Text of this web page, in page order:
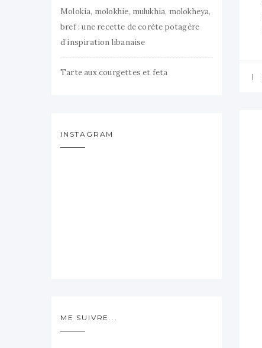
Molokia, molokhie, mulukhia, molokheya,
bref : une recette de corète potagère
d’inspiration libanaise
Tarte aux courgettes et feta
INSTAGRAM
ME SUIVRE...